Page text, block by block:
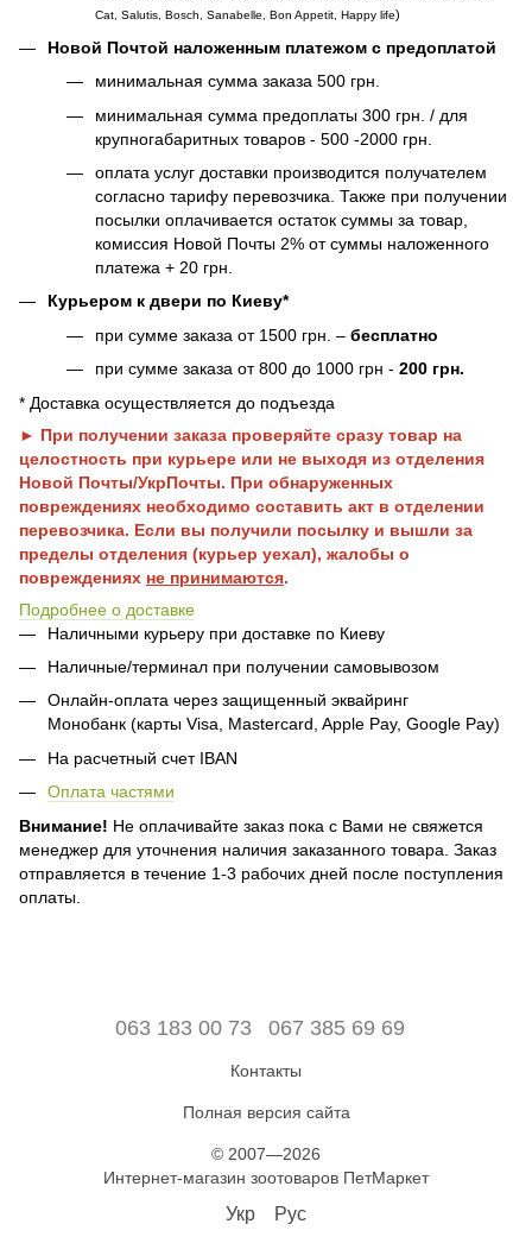
Cat, Salutis, Bosch, Sanabelle, Bon Appetit, Happy life)
Новой Почтой наложенным платежом с предоплатой
минимальная сумма заказа 500 грн.
минимальная сумма предоплаты 300 грн. / для
крупногабаритных товаров - 500 -2000 грн.
оплата услуг доставки производится получателем
согласно тарифу перевозчика. Также при получении
посылки оплачивается остаток суммы за товар,
комиссия Новой Почты 2% от суммы наложенного
платежа + 20 грн.
Курьером к двери по Киеву*
при сумме заказа от 1500 грн. – бесплатно
при сумме заказа от 800 до 1000 грн - 200 грн.
* Доставка осуществляется до подъезда
► При получении заказа проверяйте сразу товар на
целостность при курьере или не выходя из отделения
Новой Почты/УкрПочты. При обнаруженных
повреждениях необходимо составить акт в отделении
перевозчика. Если вы получили посылку и вышли за
пределы отделения (курьер уехал), жалобы о
повреждениях не принимаются.
Подробнее о доставке
Наличными курьеру при доставке по Киеву
Наличные/терминал при получении самовывозом
Онлайн-оплата через защищенный эквайринг
Монобанк (карты Visa, Mastercard, Apple Pay, Google Pay)
На расчетный счет IBAN
Оплата частями
Внимание! Не оплачивайте заказ пока с Вами не свяжется
менеджер для уточнения наличия заказанного товара. Заказ
отправляется в течение 1-3 рабочих дней после поступления
оплаты.
063 183 00 73 067 385 69 69
Контакты
Полная версия сайта
© 2007—2026
Интернет-магазин зоотоваров ПетМаркет
Укр Рус